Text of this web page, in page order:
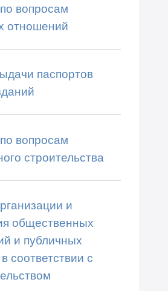
вопросам
отношений
паспортов
вопросам
строительства
и
общественных
и публичных
соответствии с